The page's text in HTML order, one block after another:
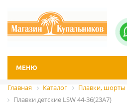
МЕНЮ
Главная Каталог
Плавки, шорты
Плавки детские LSW 44-36(23A7)